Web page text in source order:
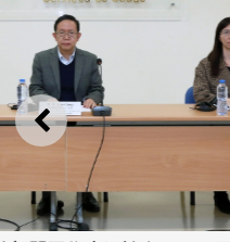
上一則